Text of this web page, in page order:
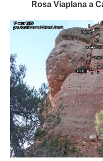
Rosa Viaplana a